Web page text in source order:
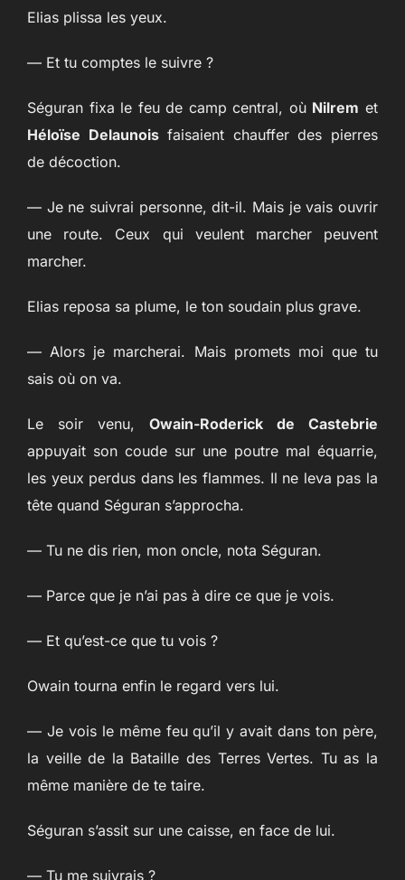
Elias plissa les yeux.
— Et tu comptes le suivre ?
Séguran fixa le feu de camp central, où Nilrem et
Héloïse Delaunoisfaisaient chauffer des pierres
de décoction.
— Je ne suivrai personne, dit-il. Mais je vais ouvrir
une route. Ceux qui veulent marcher peuvent
marcher.
Elias reposa sa plume, le ton soudain plus grave.
— Alors je marcherai. Mais promets moi que tu
sais où on va.
Le soir venu, Owain-Roderick de Castebrie
appuyait son coude sur une poutre mal équarrie,
les yeux perdus dans les flammes. Il ne leva pas la
tête quand Séguran s’approcha.
— Tu ne dis rien, mon oncle, nota Séguran.
— Parce que je n’ai pas à dire ce que je vois.
— Et qu’est-ce que tu vois ?
Owain tourna enfin le regard vers lui.
— Je vois le même feu qu’il y avait dans ton père,
la veille de la Bataille des Terres Vertes. Tu as la
même manière de te taire.
Séguran s’assit sur une caisse, en face de lui.
— Tu me suivrais ?